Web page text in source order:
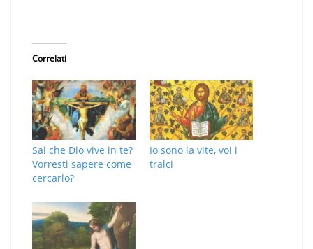
Correlati
Sai che Dio vive in te?
Vorresti sapere come
cercarlo?
Io sono la vite, voi i
tralci